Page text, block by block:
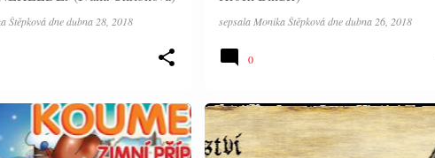
Štěpková dnedubna 28, 2018 sepsala Monika Štěpková dnedubna 26, 2018
0
ČLÁNKY